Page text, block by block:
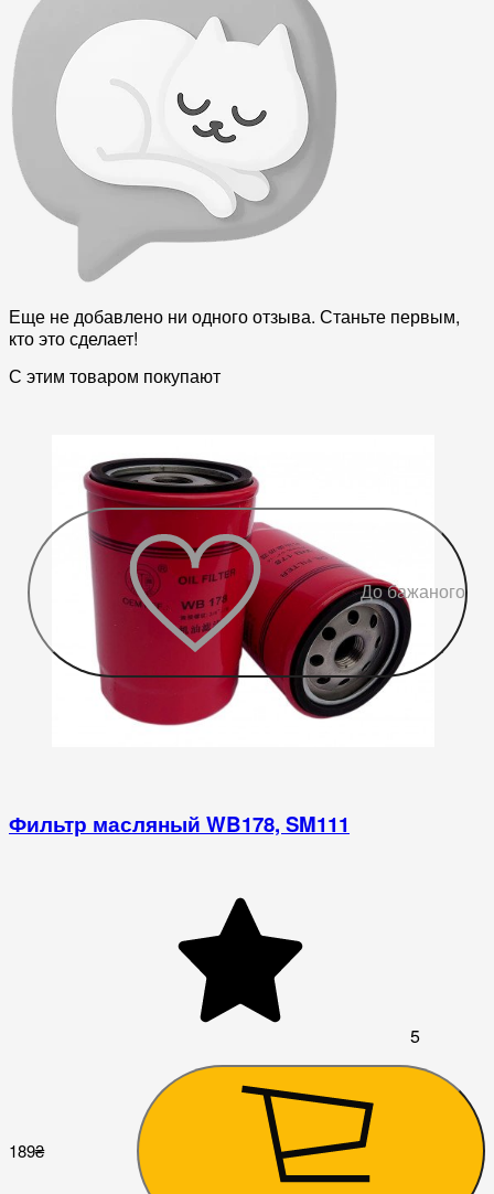
Еще не добавлено ни одного отзыва. Станьте первым,
кто это сделает!
С этим товаром покупают
До бажаного
Фильтр масляный WB178, SM111
5
189₴